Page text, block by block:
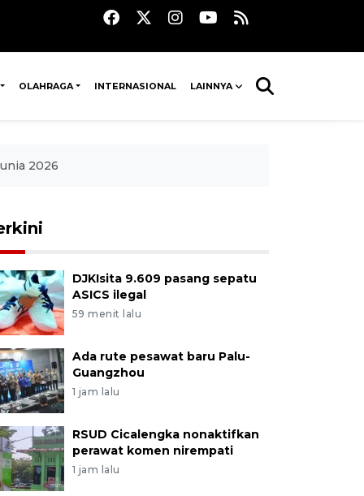
OLAHRAGA INTERNASIONAL LAINNYA
2026
DJKIsita 9.609 pasang sepatu
ASICS ilegal
59 menit lalu
Ada rute pesawat baru Palu-
Guangzhou
1 jam lalu
RSUD Cicalengka nonaktifkan
perawat komen nirempati
1 jam lalu